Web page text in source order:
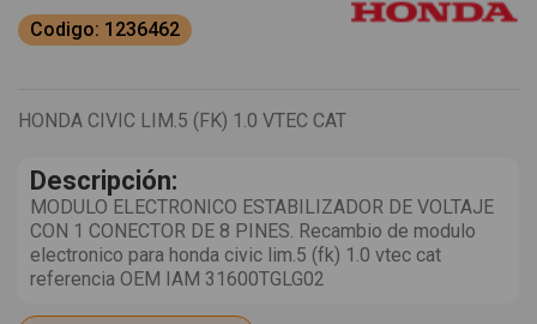
Codigo: 1236462
HONDA CIVIC LIM.5 (FK) 1.0 VTEC CAT
Descripción:
MODULO ELECTRONICO ESTABILIZADOR DE VOLTAJE
CON 1 CONECTOR DE 8 PINES. Recambio de modulo
electronico para honda civic lim.5 (fk) 1.0 vtec cat
referencia OEM IAM 31600TGLG02